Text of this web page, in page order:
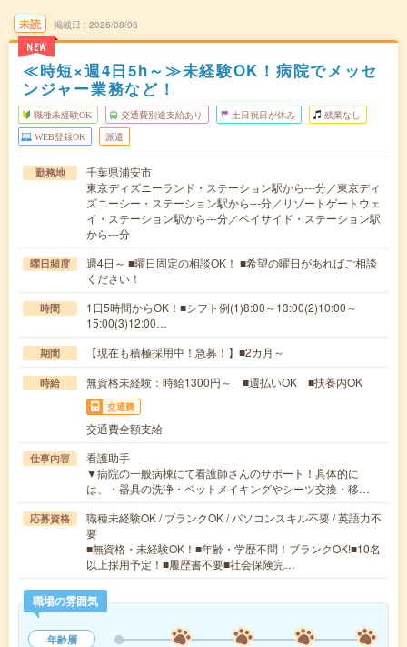
未読
NEW
掲載日 2026/08/06
≪時短×週4日5h～≫未経験OK！病院でメッセ
ンジャー業務など！
職種未経験OK 交通費別途支給あり 土日祝日が休み 残業なし
WEB登録OK 派遣
勤務地
千葉県浦安市
東京ディズニーランド・ステーション駅から---分／東京ディ
ズニーシー・ステーション駅から---分／リゾートゲートウェ
イ・ステーション駅から---分／ベイサイド・ステーション駅
から---分
曜日頻度
週4日～ ■曜日固定の相談OK！ ■希望の曜日があればご相談
ください！
時間
1日5時間からOK！■シフト例(1)8:00～13:00(2)10:00～
15:00(3)12:00…
期間 【現在も積極採用中！急募！】■2カ月～
時給 無資格未経験：時給1300円～ ■週払いOK ■扶養内OK
交通費
交通費全額支給
仕事内容
看護助手
▼病院の一般病棟にて看護師さんのサポート！具体的に
は、・器具の洗浄・ベットメイキングやシーツ交換・移…
応募資格
職種未経験OK / ブランクOK / パソコンスキル不要 / 英語力不
要
■無資格・未経験OK！■年齢・学歴不問！ブランクOK!■10名
以上採用予定！■履歴書不要■社会保険完…
職場の雰囲気
年齢層